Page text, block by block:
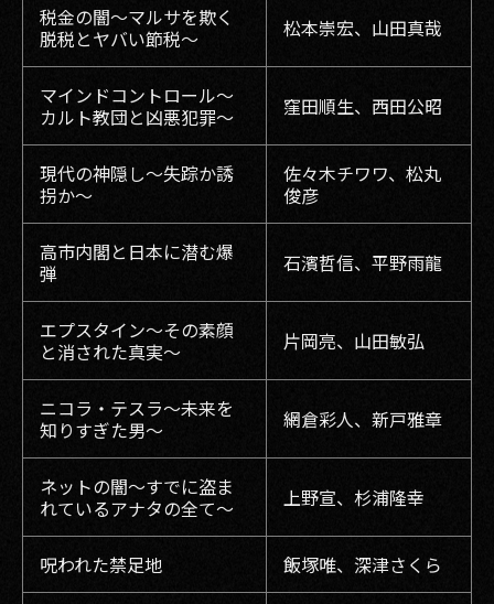
税金の闇〜マルサを欺く
脱税とヤバい節税〜
松本崇宏、山田真哉
マインドコントロール〜
カルト教団と凶悪犯罪〜
窪田順生、西田公昭
現代の神隠し〜失踪か誘
拐か〜
佐々木チワワ、松丸
俊彦
高市内閣と日本に潜む爆
弾
石濱哲信、平野雨龍
エプスタイン〜その素顔
と消された真実〜
片岡亮、山田敏弘
ニコラ・テスラ〜未来を
知りすぎた男〜
網倉彩人、新戸雅章
ネットの闇〜すでに盗ま
れているアナタの全て〜
上野宣、杉浦隆幸
呪われた禁足地 飯塚唯、深津さくら